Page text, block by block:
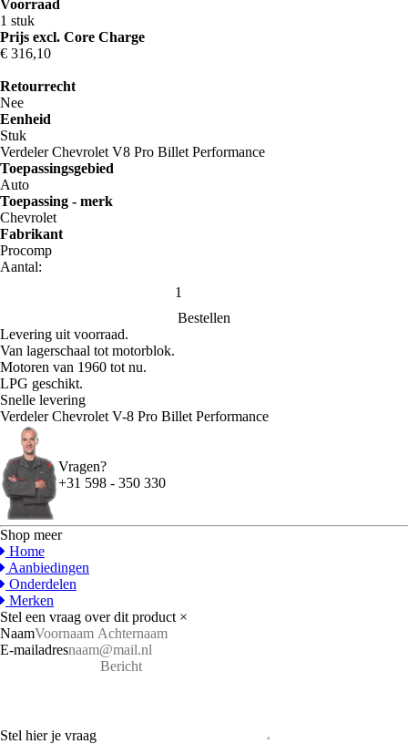
Voorraad
1 stuk
Prijs excl. Core Charge
€ 316,10
Retourrecht
Nee
Eenheid
Stuk
Verdeler Chevrolet V8 Pro Billet Performance
Toepassingsgebied
Auto
Toepassing - merk
Chevrolet
Fabrikant
Procomp
Aantal:
Bestellen
Levering uit voorraad.
Van lagerschaal tot motorblok.
Motoren van 1960 tot nu.
LPG geschikt.
Snelle levering
Verdeler Chevrolet V-8 Pro Billet Performance
Vragen?
+31 598 - 350 330
Shop meer
Home
Aanbiedingen
Onderdelen
Merken
Stel een vraag over dit product ×
Naam
E-mailadres
Stel hier je vraag